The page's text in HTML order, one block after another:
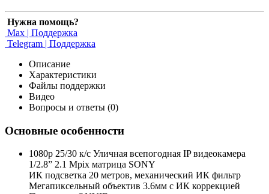
Нужна помощь?
Max | Поддержка
Telegram | Поддержка
Описание
Характеристики
Файлы поддержки
Видео
Вопросы и ответы (0)
Основные особенности
1080p 25/30 к/с Уличная всепогодная IP видеокамера
1/2.8” 2.1 Mpix матрица SONY
ИК подсветка 20 метров, механический ИК фильтр
Мегапиксельный объектив 3.6мм c ИК коррекцией